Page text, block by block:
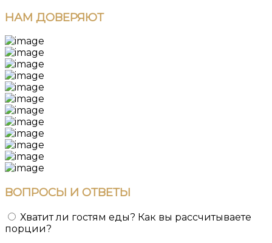
НАМ ДОВЕРЯЮТ
ВОПРОСЫ И ОТВЕТЫ
Хватит ли гостям еды? Как вы рассчитываете
порции?